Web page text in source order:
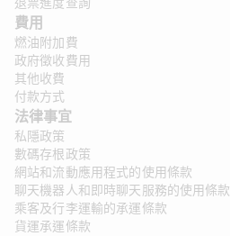
退票進度查詢
費用
燃油附加費
政府徵收費用
其他收費
付款方式
法律事宜
私隱政策
數碼存根政策
網站和流動應用程式的使用條款
聊天機器人和即時聊天服務的使用條款
乘客及行李運輸的承運條款
貨運承運條款